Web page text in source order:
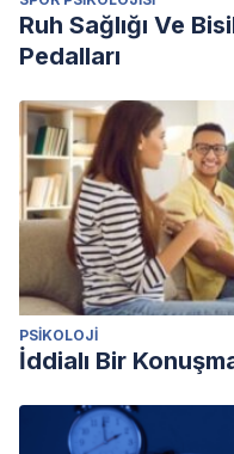
Ruh Sağlığı Ve
Pedalları
PSIKOLOJI
İddialı Bir